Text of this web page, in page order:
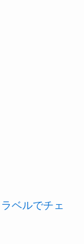
ベルでチェ